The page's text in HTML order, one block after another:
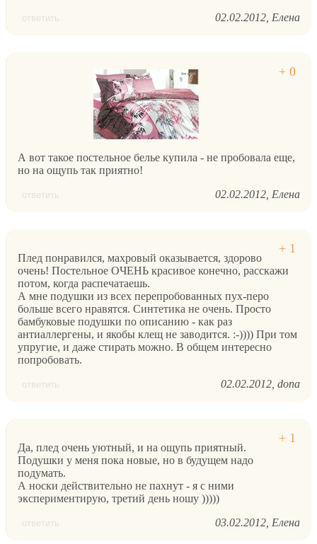
ответить 02.02.2012 Елена
А вот такое постельное белье купила - не пробовала еще,
но на ощупь так приятно!
ответить 02.02.2012 Елена
Плед понравился, махровый оказывается, здорово
очень! Постельное ОЧЕНЬ красивое конечно, расскажи
потом, когда распечатаешь.
А мне подушки из всех перепробованных пух-перо
больше всего нравятся. Синтетика не очень. Просто
бамбуковые подушки по описанию - как раз
антиаллергены, и якобы клещ не заводится. :-)))) При том
упругие, и даже стирать можно. В общем интересно
попробовать.
ответить 02.02.2012 dona
Да, плед очень уютный, и на ощупь приятный.
Подушки у меня пока новые, но в будущем надо
подумать.
А носки действительно не пахнут - я с ними
экспериментирую, третий день ношу )))))
ответить 03.02.2012 Елена